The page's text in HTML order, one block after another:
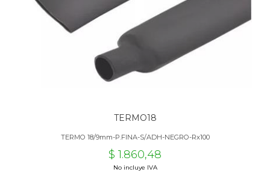
TERMO18
TERMO 18/9mm-P.FINA-S/ADH-NEGRO-Rx100
$ 1.860,48
No incluye IVA